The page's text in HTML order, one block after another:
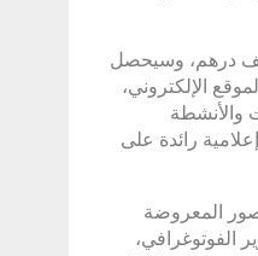
سيقوم بنك الاستثمار برعاية مهرجان “اكسبوجر” ويسمى راعياً رسمياً للمهرجان مقابل مبلغ 500 ألف درهم، وسيحصل
الإلكتروني،
والأنشطة
رائدة على
المعروضة
الفوتوغرافي،